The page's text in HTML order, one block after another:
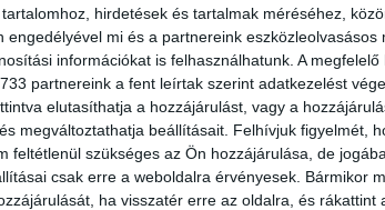
hirdetések és tartalmak méréséhez,
engedélyével mi és a partnereink eszközleolvasásos
információkat is felhasználhatunk. A megfelelő
partnereink a fent leírtak szerint adatkezelést
elutasíthatja a hozzájárulást, vagy a
megváltoztathatja beállításait. Felhívjuk figyelmét,
feltétlenül szükséges az Ön hozzájárulása, de
csak erre a weboldalra érvényesek. Bármikor
ha visszatér erre az oldalra, és rákattint
(#176424)
Eladó
Győrújbarát